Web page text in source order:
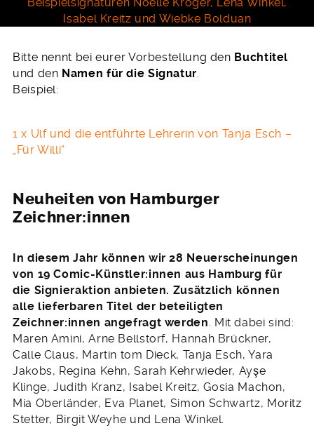
Beispielsignaturen Noelle Kröger, Lena Winkel,
Isabel Kreitz und Wiebke Bolduan
Bitte nennt bei eurer Vorbestellung den Buchtitel
und den Namen für die Signatur.
Beispiel:
1 x Ulf und die entführte Lehrerin von Tanja Esch –
„Für Willi“
Neuheiten von Hamburger
Zeichner:innen
In diesem Jahr können wir 28 Neuerscheinungen
von 19 Comic-Künstler:innen aus Hamburg für
die Signieraktion anbieten. Zusätzlich können
alle lieferbaren Titel der beteiligten
Zeichner:innen angefragt werden. Mit dabei sind:
Maren Amini, Arne Bellstorf, Hannah Brückner,
Calle Claus, Martin tom Dieck, Tanja Esch, Yara
Jakobs, Regina Kehn, Sarah Kehrwieder, Ayşe
Klinge, Judith Kranz, Isabel Kreitz, Gosia Machon,
Mia Oberländer, Eva Planet, Simon Schwartz, Moritz
Stetter, Birgit Weyhe und Lena Winkel.